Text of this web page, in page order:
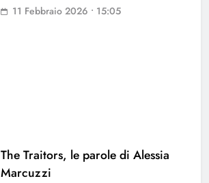
11 Febbraio 2026 • 15:05
The Traitors, le parole di Alessia
Marcuzzi